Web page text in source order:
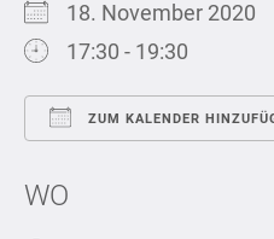
18. November 2020
17:30 - 19:30
ZUM KALENDER
WO